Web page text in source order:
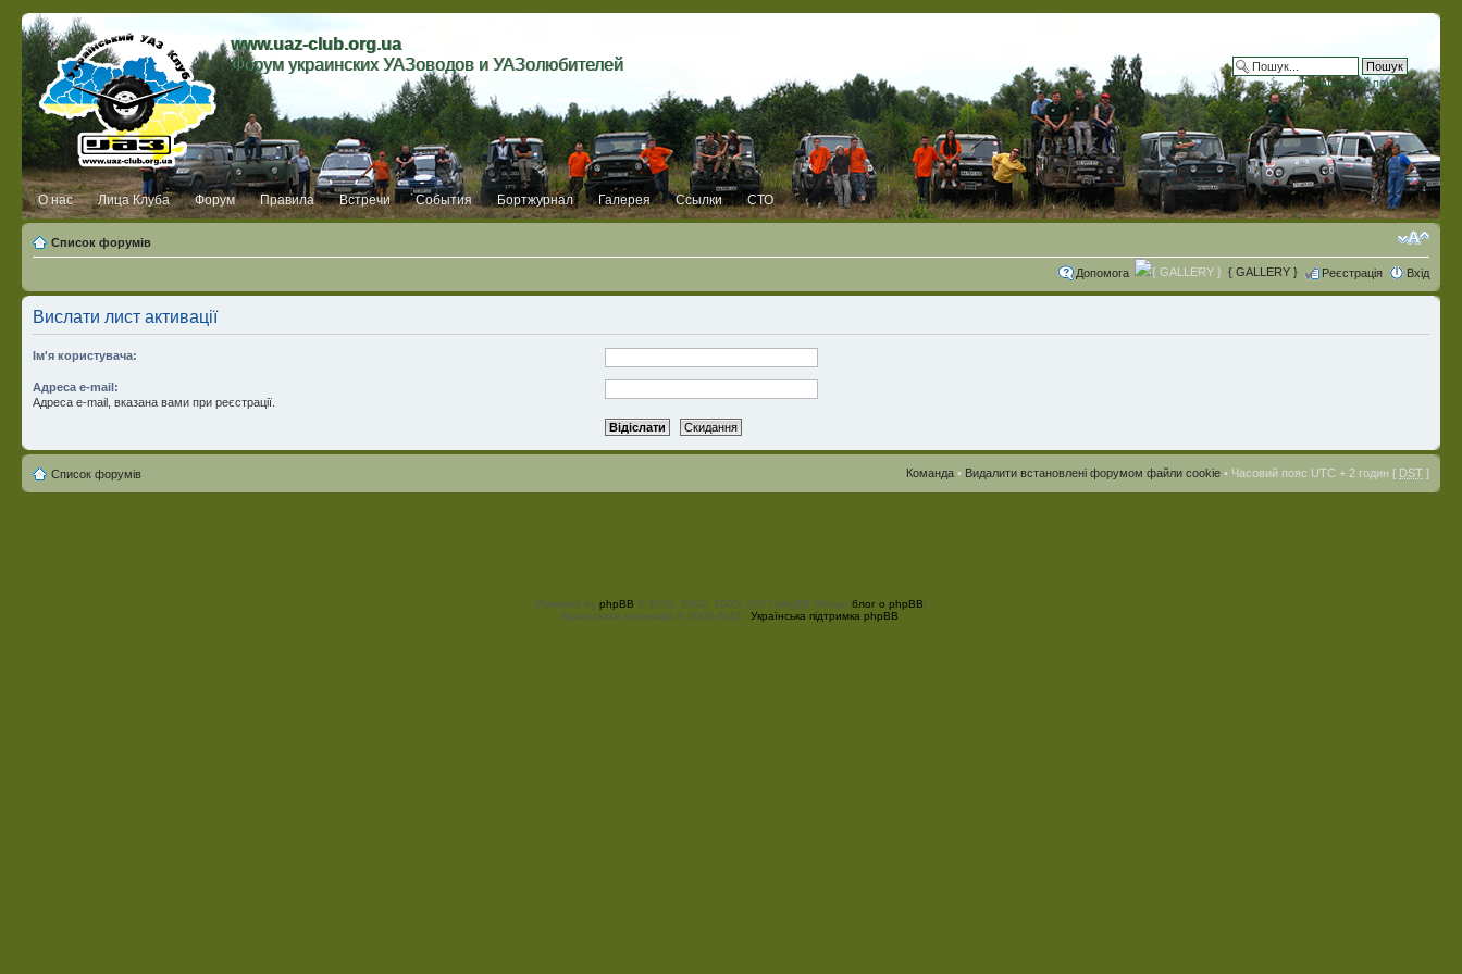
www.uaz-club.org.ua
Форум украинских УАЗоводов и УАЗолюбителей
Розширений пошук
О нас Лица Клуба Форум Правила Встречи События Бортжурнал Галерея Ссылки СТО
Список форумів
Допомога { GALLERY } Реєстрація Вхід
Вислати лист активації
Ім'я користувача:
Адреса e-mail:
Адреса e-mail, вказана вами при реєстрації.
Список форумів Команда • Видалити встановлені форумом файли cookie • Часовий пояс UTC + 2 годин [ DST ]
Powered by phpBB © 2000, 2002, 2005, 2007 phpBB Group (блог о phpBB)
Український переклад © 2005-2011
Українська підтримка phpBB